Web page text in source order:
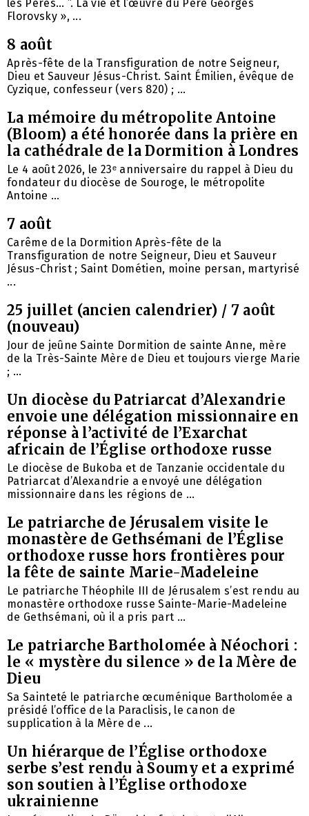
les Pères… ”. La vie et l’œuvre du Père Georges
Florovsky », ...
8 août
Après-fête de la Transfiguration de notre Seigneur,
Dieu et Sauveur Jésus-Christ. Saint Émilien, évêque de
Cyzique, confesseur (vers 820) ; ...
La mémoire du métropolite Antoine
(Bloom) a été honorée dans la prière en
la cathédrale de la Dormition à Londres
Le 4 août 2026, le 23ᵉ anniversaire du rappel à Dieu du
fondateur du diocèse de Souroge, le métropolite
Antoine ...
7 août
Carême de la Dormition Après-fête de la
Transfiguration de notre Seigneur, Dieu et Sauveur
Jésus-Christ ; Saint Dométien, moine persan, martyrisé
...
25 juillet (ancien calendrier) / 7 août
(nouveau)
Jour de jeûne Sainte Dormition de sainte Anne, mère
de la Très-Sainte Mère de Dieu et toujours vierge Marie
; ...
Un diocèse du Patriarcat d’Alexandrie
envoie une délégation missionnaire en
réponse à l’activité de l’Exarchat
africain de l’Église orthodoxe russe
Le diocèse de Bukoba et de Tanzanie occidentale du
Patriarcat d’Alexandrie a envoyé une délégation
missionnaire dans les régions de ...
Le patriarche de Jérusalem visite le
monastère de Gethsémani de l’Église
orthodoxe russe hors frontières pour
la fête de sainte Marie-Madeleine
Le patriarche Théophile III de Jérusalem s’est rendu au
monastère orthodoxe russe Sainte-Marie-Madeleine
de Gethsémani, où il a pris part ...
Le patriarche Bartholomée à Néochori :
le « mystère du silence » de la Mère de
Dieu
Sa Sainteté le patriarche œcuménique Bartholomée a
présidé l’office de la Paraclisis, le canon de
supplication à la Mère de ...
Un hiérarque de l’Église orthodoxe
serbe s’est rendu à Soumy et a exprimé
son soutien à l’Église orthodoxe
ukrainienne